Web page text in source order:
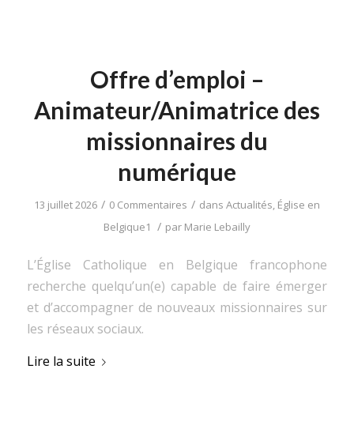
Offre d’emploi –
Animateur/Animatrice des
missionnaires du
numérique
13 juillet 2026 / 0 Commentaires / dans Actualités, Église en
Belgique1 / par Marie Lebailly
L’Église Catholique en Belgique francophone
recherche quelqu’un(e) capable de faire émerger
et d’accompagner de nouveaux missionnaires sur
les réseaux sociaux.
Lire la suite